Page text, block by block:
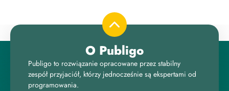
O Publigo
Publigo to rozwiązanie opracowane przez stabilny
zespół przyjaciół, którzy jednocześnie są ekspertami od
programowania.